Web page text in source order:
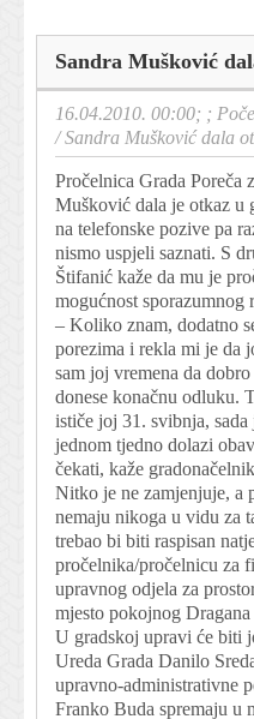
Sandra Mušković
16.04.2010. 00:00; ;
/Sandra Mušković dala
Pročelnica Grada Poreča
Mušković dala je otkaz u
na telefonske pozive pa
nismo uspjeli saznati. S
Štifanić kaže da mu je
mogućnost sporazumnog
– Koliko znam, dodatno
porezima i rekla mi je da
sam joj vremena da
donese konačnu odluku.
ističe joj 31. svibnja,
jednom tjedno dolazi
čekati, kaže
Nitko je ne zamjenjuje, a
nemaju nikoga u vidu za
trebao bi biti raspisan
pročelnika/pročelnicu za
upravnog odjela za
mjesto pokojnog
U gradskoj upravi će biti
Ureda Grada Danilo
upravno-administrativne
Franko Buda spremaju u